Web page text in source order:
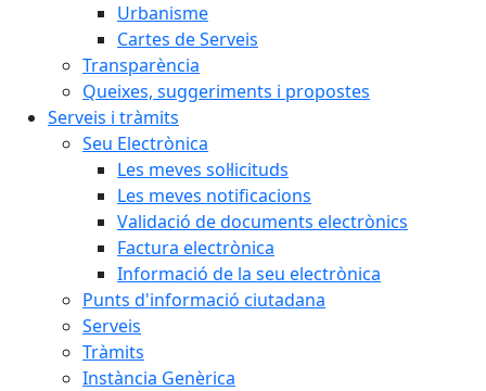
Urbanisme
Cartes de Serveis
Transparència
Queixes, suggeriments i propostes
Serveis i tràmits
Seu Electrònica
Les meves sol·licituds
Les meves notificacions
Validació de documents electrònics
Factura electrònica
Informació de la seu electrònica
Punts d'informació ciutadana
Serveis
Tràmits
Instància Genèrica